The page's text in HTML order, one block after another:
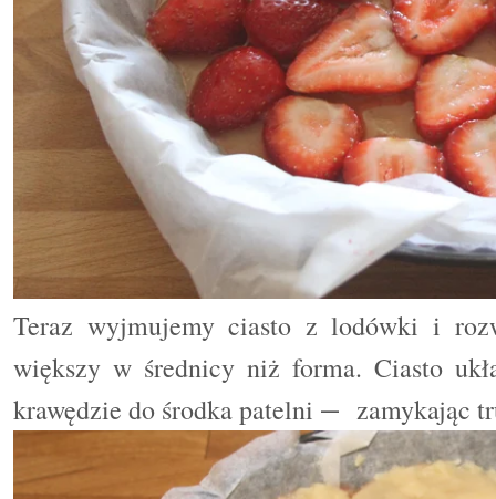
Teraz wyjmujemy ciasto z lodówki i
większy w średnicy niż forma. Ciasto
krawędzie do środka patelni — zamykając